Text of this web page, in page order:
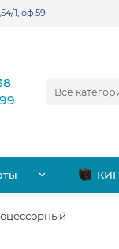
1, оф.59
Все